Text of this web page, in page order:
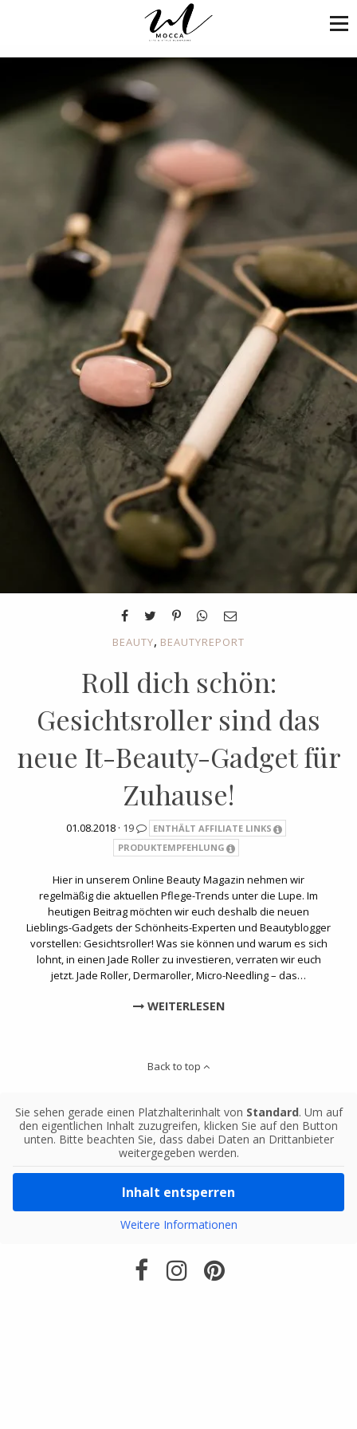
BEAUTY, BEAUTYREPORT
Roll dich schön:
Gesichtsroller sind das
neue It-Beauty-Gadget für
Zuhause!
01.08.2018 · 19
ENTHÄLT AFFILIATE LINKS
PRODUKTEMPFEHLUNG
Hier in unserem Online Beauty Magazin nehmen wir
regelmäßig die aktuellen Pflege-Trends unter die Lupe. Im
heutigen Beitrag möchten wir euch deshalb die neuen
Lieblings-Gadgets der Schönheits-Experten und Beautyblogger
vorstellen: Gesichtsroller! Was sie können und warum es sich
lohnt, in einen Jade Roller zu investieren, verraten wir euch
jetzt. Jade Roller, Dermaroller, Micro-Needling – das…
WEITERLESEN
Back to top
Sie sehen gerade einen Platzhalterinhalt von Standard. Um auf
den eigentlichen Inhalt zuzugreifen, klicken Sie auf den Button
unten. Bitte beachten Sie, dass dabei Daten an Drittanbieter
weitergegeben werden.
Inhalt entsperren
Weitere Informationen